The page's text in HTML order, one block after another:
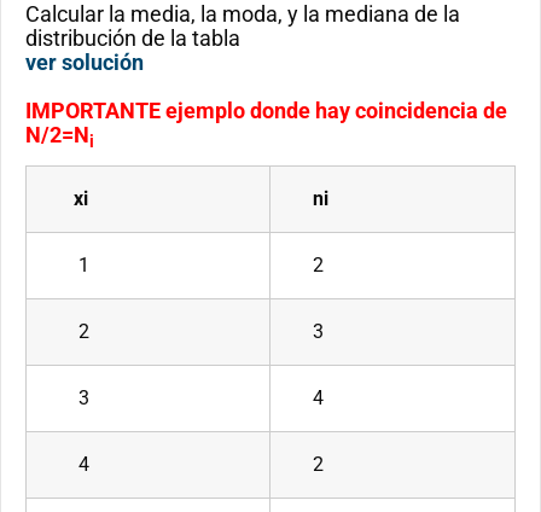
Calcular la media, la moda, y la mediana de la
distribución de la tabla
ver solución
IMPORTANTE ejemplo donde hay coincidencia de
N/2=Ni
xi ni
1 2
2 3
3 4
4 2